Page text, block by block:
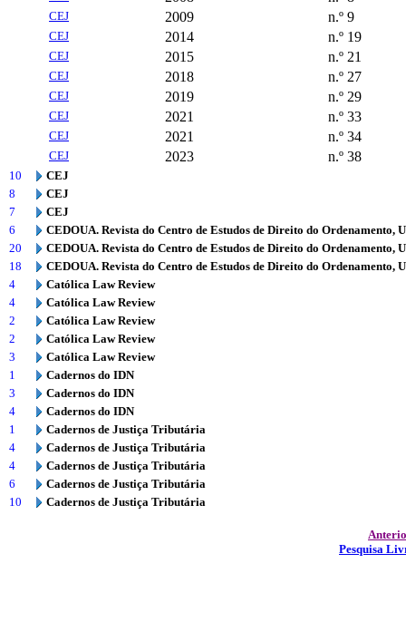
CEJ 2009 n.º 9
CEJ 2014 n.º 19
CEJ 2015 n.º 21
CEJ 2018 n.º 27
CEJ 2019 n.º 29
CEJ 2021 n.º 33
CEJ 2021 n.º 34
CEJ 2023 n.º 38
10
CEJ
8
CEJ
7
CEJ
6
CEDOUA. Revista do Centro de Estudos de Direito do Ordenamento,
20
CEDOUA. Revista do Centro de Estudos de Direito do Ordenamento,
18
CEDOUA. Revista do Centro de Estudos de Direito do Ordenamento,
4
Católica Law Review
4
Católica Law Review
2
Católica Law Review
2
Católica Law Review
3
Católica Law Review
1
Cadernos do IDN
3
Cadernos do IDN
4
Cadernos do IDN
1
Cadernos de Justiça Tributária
4
Cadernos de Justiça Tributária
4
Cadernos de Justiça Tributária
6
Cadernos de Justiça Tributária
10
Cadernos de Justiça Tributária
Pesquisa